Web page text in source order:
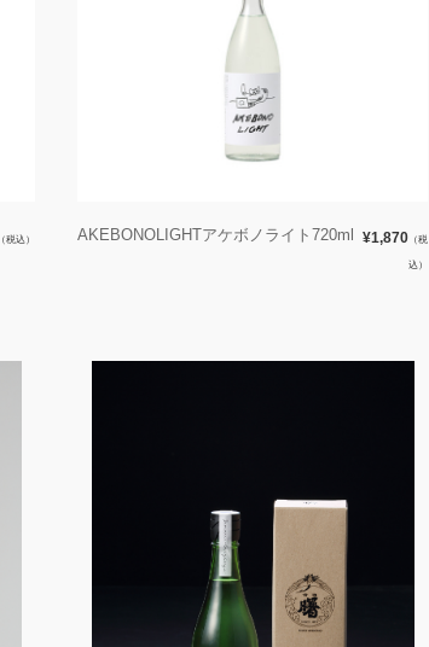
（税込） AKEBONOLIGHTアケボノライト720ml ¥1,870 （税
込）